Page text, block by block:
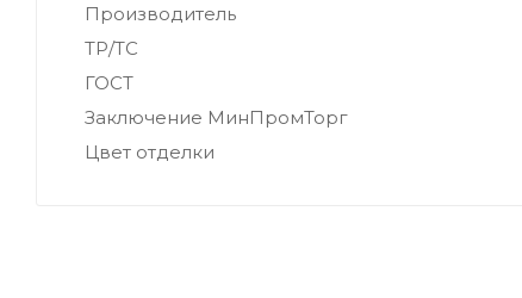
Производитель
ТР/ТС
ГОСТ
Заключение МинПромТорг
Цвет отделки